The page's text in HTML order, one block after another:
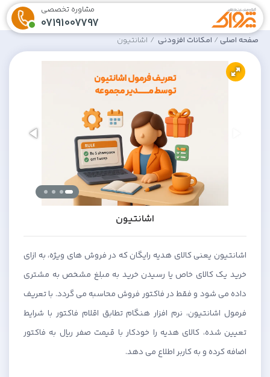
مشاوره تخصصی
07191007797
صفحه اصلی امکانات افزودنی اشانتیون
اشانتیون
اشانتیون یعنی کالای هدیه رایگان که در فروش های ویژه، به ازای
خرید یک کالای خاص یا رسیدن خرید به مبلغ مشخص به مشتری
داده می شود و فقط در فاکتور فروش محاسبه می گردد. با تعریف
فرمول اشانتیون، نرم افزار هنگام تطابق اقلام فاکتور با شرایط
تعیین شده، کالای هدیه را خودکار با قیمت صفر ریال به فاکتور
اضافه کرده و به کاربر اطلاع می دهد.